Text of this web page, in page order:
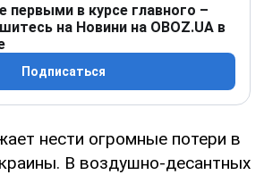
первыми в курсе главного –
на Новини на OBOZ.UA в
Подписаться
нести огромные потери в
В воздушно-десантных